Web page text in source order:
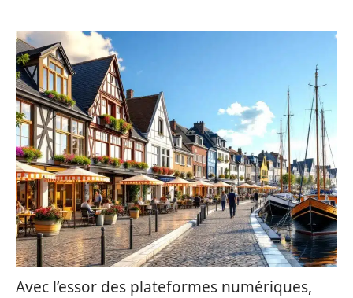
Avec l’essor des plateformes numériques,